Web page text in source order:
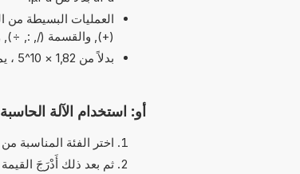
(+), والقسمة (/, :, ÷),
بدلاً من 1,82 × 10^5 ، يمكن كتابة 1,82e5 يرمز الحرف 'e' إلى 'الأس'.
أو: استخدام الآلة
اختر الفئة المناسبة
ثم بعد ذلك أَدْرَجَ القيمة